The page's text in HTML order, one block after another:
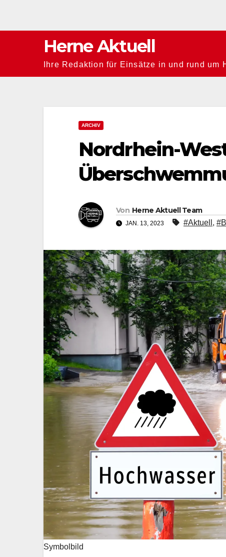
Herne Aktuell
Ihre Redaktion für Einsätze in und rund um
ARCHIV
Nordrhein-
Von Herne Aktuell Team
JAN. 13, 2023 #Aktuell ,
Symbolbild